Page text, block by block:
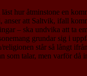
läst hur åtminstone en
anser att Saltvik, ifall
– ska undvika att ta
grundar sig i
står så långt
som talar, men varför då